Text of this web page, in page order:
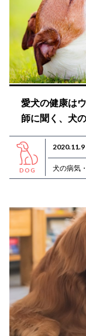
愛犬の健康は
師に聞く、犬
DOG
2020.11.9
犬の病気